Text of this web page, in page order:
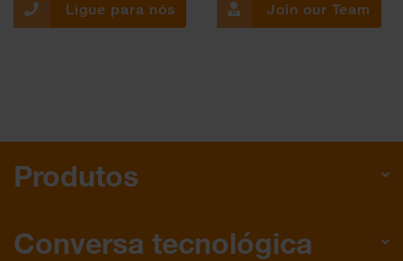
Ligue para nós Join our Team
Produtos
Conversa tecnológica